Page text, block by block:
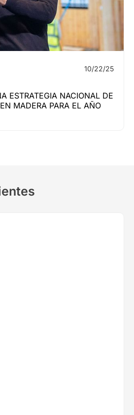
10/22/25
ESTRATEGIA NACIONAL DE
MADERA PARA EL AÑO